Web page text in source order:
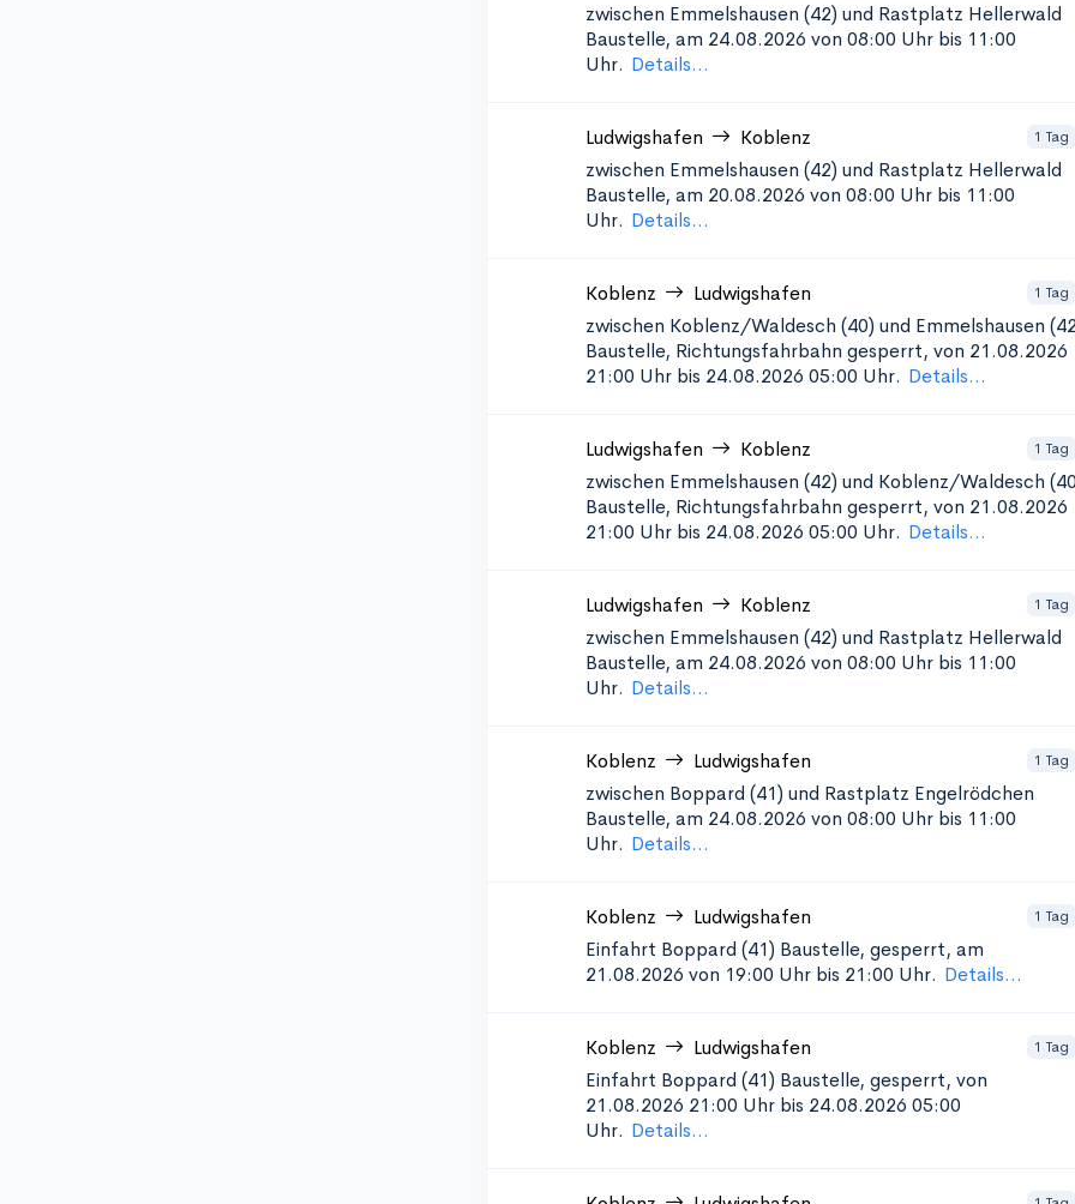
zwischen Emmelshausen (42) und Rastplatz Hellerwald
Baustelle, am 24.08.2026 von 08:00 Uhr bis 11:00
Uhr. Details...
Ludwigshafen Koblenz 1 Tag
zwischen Emmelshausen (42) und Rastplatz Hellerwald
Baustelle, am 20.08.2026 von 08:00 Uhr bis 11:00
Uhr. Details...
Koblenz Ludwigshafen 1 Tag
zwischen Koblenz/Waldesch (40) und Emmelshausen
Baustelle, Richtungsfahrbahn gesperrt, von 21.08.2026
21:00 Uhr bis 24.08.2026 05:00 Uhr. Details...
Ludwigshafen Koblenz 1 Tag
zwischen Emmelshausen (42) und Koblenz/Waldesch
Baustelle, Richtungsfahrbahn gesperrt, von 21.08.2026
21:00 Uhr bis 24.08.2026 05:00 Uhr. Details...
Ludwigshafen Koblenz 1 Tag
zwischen Emmelshausen (42) und Rastplatz Hellerwald
Baustelle, am 24.08.2026 von 08:00 Uhr bis 11:00
Uhr. Details...
Koblenz Ludwigshafen 1 Tag
zwischen Boppard (41) und Rastplatz Engelrödchen
Baustelle, am 24.08.2026 von 08:00 Uhr bis 11:00
Uhr. Details...
Koblenz Ludwigshafen 1 Tag
Einfahrt Boppard (41) Baustelle, gesperrt, am
21.08.2026 von 19:00 Uhr bis 21:00 Uhr. Details...
Koblenz Ludwigshafen 1 Tag
Einfahrt Boppard (41) Baustelle, gesperrt, von
21.08.2026 21:00 Uhr bis 24.08.2026 05:00
Uhr. Details...